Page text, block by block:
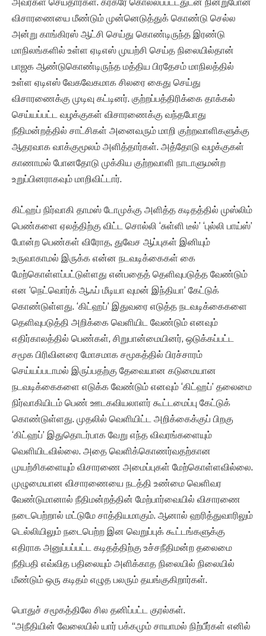
விசாரணையை மீண்டும் முன்னெடுத்துக் கொண்டு செல்ல
அன்று காங்கிரஸ் ஆட்சி செய்து கொண்டிருந்த இரண்டு
மாநிலங்களில் உள்ள ஏடிஎஸ் முயற்சி செய்த நிலையில்தான்
பாஜக ஆண்டுகொண்டிருந்த மத்திய பிரதேசம் மாநிலத்தில்
உள்ள ஏடிஎஸ் வேகவேகமாக சிலரை கைது செய்து
விசாரணைக்கு முடிவு கட்டினர். குற்றப்பத்திரிக்கை தாக்கல்
செய்யப்பட்ட வழக்குகள் விசாரணைக்கு வந்தபோது
நீதிமன்றத்தில் சாட்சிகள் அனைவரும் மாறி குற்றவாளிகளுக்கு
ஆதரவாக வாக்குமூலம் அளித்தார்கள். அத்தோடு வழக்குகள்
காணாமல் போனதோடு முக்கிய குற்றவாளி நாடாளுமன்ற
உறுப்பினராகவும் மாறிவிட்டார்.
கிட்ஹப் நிர்வாகி தாமஸ் டோமுக்கு அளித்த கடிதத்தில் முஸ்லிம்
பெண்களை ஏலத்திற்கு விட்ட சொல்லி ‘சுள்ளி டீல்’ ‘புல்லி பாய்ஸ்’
போன்ற பெண்கள் விரோத, துவேச ஆப்புகள் இனியும்
உருவாகாமல் இருக்க என்ன நடவடிக்கைகள் கை
மேற்கொள்ளப்பட்டுள்ளது என்பதைத் தெளிவுபடுத்த வேண்டும்
என ‘நெட்வொர்க் ஆஃப் மீடியா வுமன் இந்தியா’ கேட்டுக்
கொண்டுள்ளது. ‘கிட்ஹப்’ இதுவரை எடுத்த நடவடிக்கைகளை
தெளிவுபடுத்தி அறிக்கை வெளியிட வேண்டும் எனவும்
எதிர்காலத்தில் பெண்கள், சிறுபான்மையினர், ஒடுக்கப்பட்ட
சமூக பிரிவினரை மோசமாக சமூகத்தில் பிரச்சாரம்
செய்யப்படாமல் இருப்பதற்கு தேவையான கடுமையான
நடவடிக்கைகளை எடுக்க வேண்டும் எனவும் ‘கிட்ஹப்’ தலைமை
நிர்வாகியிடம் பெண் ஊடகவியலாளர் கூட்டமைப்பு கேட்டுக்
கொண்டுள்ளது. முதலில் வெளியிட்ட அறிக்கைக்குப் பிறகு
‘கிட்ஹப்’ இதுதொடர்பாக வேறு எந்த விவரங்களையும்
வெளியிடவில்லை. அதை வெளிக்கொணர்வதற்கான
முயற்சிகளையும் விசாரணை அமைப்புகள் மேற்கொள்ளவில்லை.
முழுமையான விசாரணையை நடத்தி உண்மை வெளிவர
வேண்டுமானால் நீதிமன்றத்தின் மேற்பார்வையில் விசாரணை
நடைபெற்றால் மட்டுமே சாத்தியமாகும். ஆனால் ஹரித்துவாரிலும்
டெல்லியிலும் நடைபெற்ற இன வெறுப்புக் கூட்டங்களுக்கு
எதிராக அனுப்பப்பட்ட கடிதத்திற்கு உச்சநீதிமன்ற தலைமை
நீதிபதி எவ்வித பதிலையும் அளிக்காத நிலையில் நிலையில்
மீண்டும் ஒரு கடிதம் எழுத பலரும் தயங்குகிறார்கள்.
பொதுச் சமூகத்திலே சில தனிப்பட்ட குரல்கள்.
“அநீதியின் வேலையில் யார் பக்கமும் சாயாமல் நிற்பீர்கள் எனில்